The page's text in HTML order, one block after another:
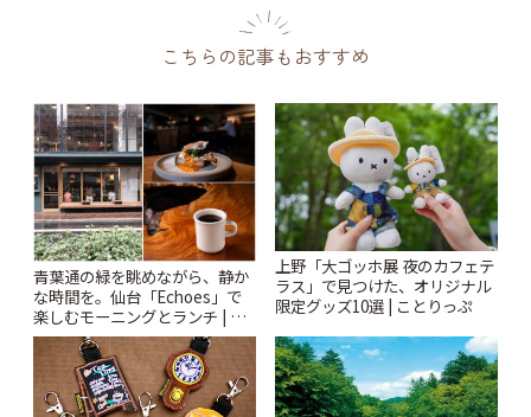
こちらの記事もおすすめ
青葉通の緑を眺めながら、静か
な時間を。仙台「Echoes」で
楽しむモーニングとランチ | こ
とりっぷ
上野「大ゴッホ展 夜のカフェテ
ラス」で見つけた、オリジナル
限定グッズ10選 | ことりっぷ